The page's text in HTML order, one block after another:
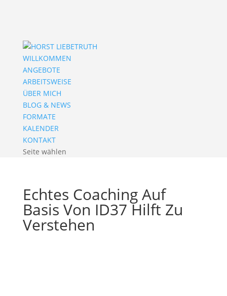
WILLKOMMEN
ANGEBOTE
ARBEITSWEISE
ÜBER MICH
BLOG & NEWS
FORMATE
KALENDER
KONTAKT
Seite wählen
Echtes Coaching Auf
Basis Von ID37 Hilft Zu
Verstehen